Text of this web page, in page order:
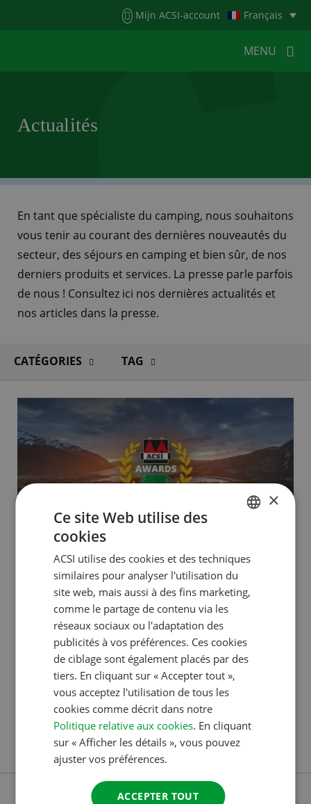
Mijn ACSI-account Français
MENU
POUR LES CAMPINGSACTUALITÉS
ACSI WEBSHOPSERVICE CLIENTÈLE
Actualités
En tant que spécialiste du camping, nous souhaitons
vous tenir au courant des dernières nouveautés du
secteur, des séjours en camping et bien sûr, de nos
derniers produits et services. La presse parle parfois
de nous ! Consultez ici nos dernières actualités et
nos articles dans la presse.
CATÉGORIES TAG
10 NOV 2025
ACSI LANCE LES INNOVATION AWARDS : UN
NOUVEAU PRIX DÉDIÉ AUX CAMPINGS LES
PLUS INNOVANTS
Une nouvelle récompense met en lumière les
initiatives innovantes dans l’hôtellerie de plein air La
première édition des ACSI Innovation Awards aura
lieu au printemps 2026 Les candidatures…
ENGLISH
DANISH
×
Ce site Web utilise des
cookies
ACSI utilise des cookies et des techniques
similaires pour analyser l'utilisation du
site web, mais aussi à des fins marketing,
comme le partage de contenu via les
réseaux sociaux ou l'adaptation des
publicités à vos préférences. Ces cookies
de ciblage sont également placés par des
tiers. En cliquant sur « Accepter tout »,
vous acceptez l'utilisation de tous les
cookies comme décrit dans notre
Politique relative aux cookies. En cliquant
sur « Afficher les détails », vous pouvez
ajuster vos préférences.
ACCEPTER TOUT